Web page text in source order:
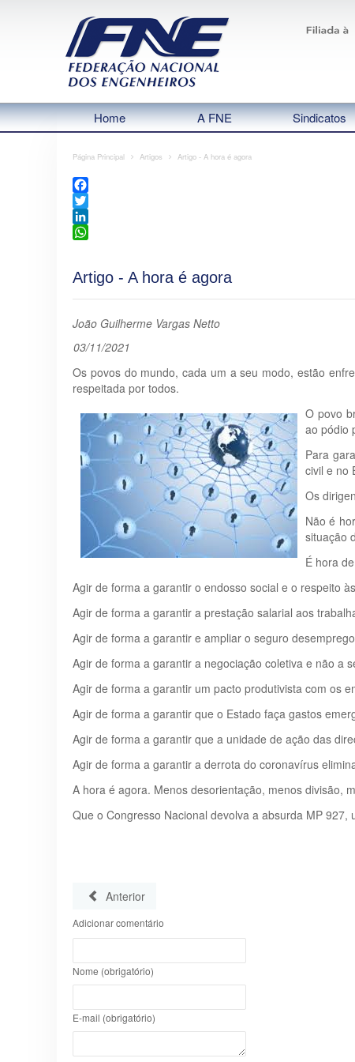
Home A FNE Sindicatos
Página Principal Artigos Artigo - A hora é agora
Facebook
Twitter
LinkedIn
Artigo - A hora é agora
João Guilherme Vargas Netto
03/11/2021
Os povos do mundo, cada um a seu modo, estão
respeitada por todos.
O povo
ao pódio
Para
civil e no
Os
Não é
situação
É hora
Agir de forma a garantir o endosso social e o respeito
Agir de forma a garantir a prestação salarial aos
Agir de forma a garantir e ampliar o seguro
Agir de forma a garantir a negociação coletiva e não a
Agir de forma a garantir um pacto produtivista com os
Agir de forma a garantir que o Estado faça gastos
Agir de forma a garantir que a unidade de ação das
Agir de forma a garantir a derrota do coronavírus
A hora é agora. Menos desorientação, menos divisão,
Que o Congresso Nacional devolva a absurda MP 927,
Anterior
Adicionar comentário
Nome (obrigatório)
E-mail (obrigatório)